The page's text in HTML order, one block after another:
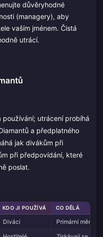
důvěryhodné
(managery), aby
vaším jménem. Čistá
utrácí.
používání; utrácení probíhá
a předplatného
jak divákům při
při předpovídání, které
poslat.
KDO JI POUŽÍVÁ CO DĚLÁ
Diváci
Primární měna